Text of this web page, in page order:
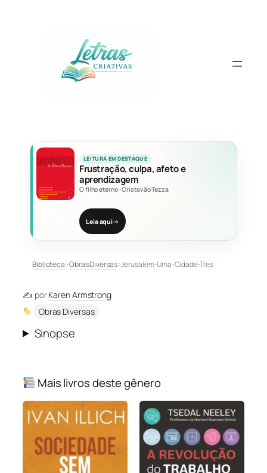
LEITURA EM DESTAQUE
Frustração, culpa, afeto e
aprendizagem
O filho eterno·Cristovão Tezza
Leia aqui→
Biblioteca›Obras Diversas›Jerusalem-Uma-Cidade-Tres
✍️ porKaren Armstrong
Obras Diversas
Sinopse
Mais livros deste gênero